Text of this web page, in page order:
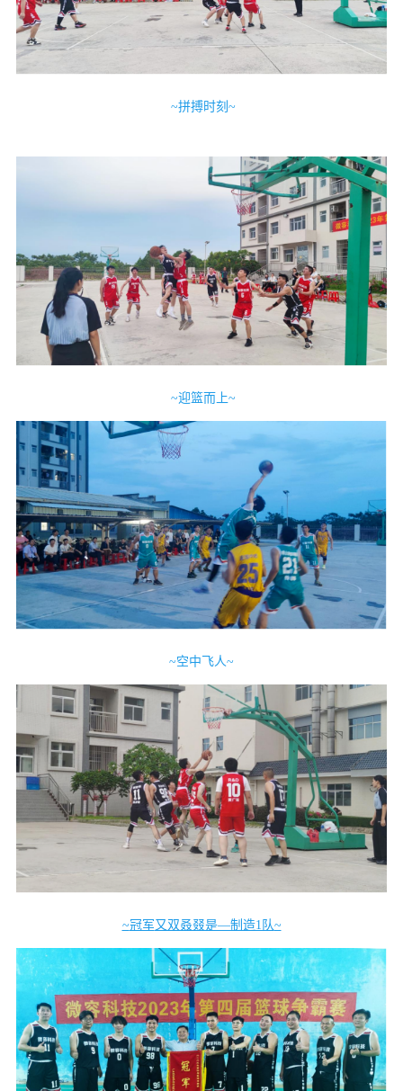
~拼搏时刻~
~迎篮而上~
~空中飞人~
~冠军 又双叒叕是—制造1队~